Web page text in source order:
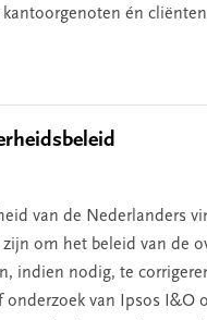
én
van de Nederlanders
om het beleid van de
indien nodig, te
onderzoek van Ipsos I&O